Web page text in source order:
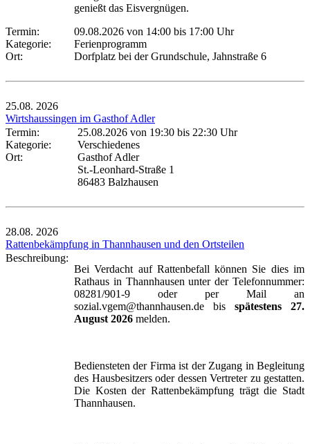
genießt das Eisvergnügen.
Termin:
09.08.2026 von 14:00 bis 17:00 Uhr
Kategorie:
Ferienprogramm
Ort:
Dorfplatz bei der Grundschule, Jahnstraße 6
25.08. 2026
Wirtshaussingen im Gasthof Adler
Termin:
25.08.2026 von 19:30 bis 22:30 Uhr
Kategorie:
Verschiedenes
Ort:
Gasthof Adler
St.-Leonhard-Straße 1
86483 Balzhausen
28.08. 2026
Rattenbekämpfung in Thannhausen und den Ortsteilen
Beschreibung:
Bei Verdacht auf Rattenbefall können Sie dies im
Rathaus in Thannhausen unter der Telefonnummer:
08281/901-9 oder per Mail an
sozial.vgem@thannhausen.de bis spätestens 27.
August 2026 melden.
Bediensteten der Firma ist der Zugang in Begleitung
des Hausbesitzers oder dessen Vertreter zu gestatten.
Die Kosten der Rattenbekämpfung trägt die Stadt
Thannhausen.